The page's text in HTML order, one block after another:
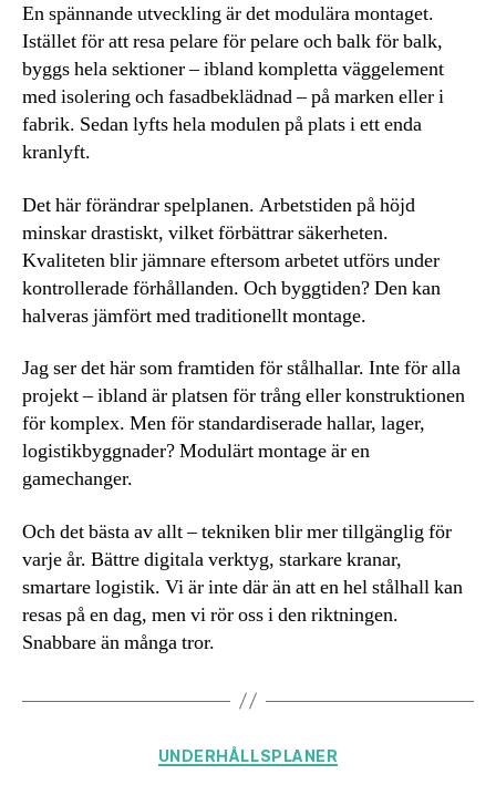
En spännande utveckling är det modulära montaget.
Istället för att resa pelare för pelare och balk för balk,
byggs hela sektioner – ibland kompletta väggelement
med isolering och fasadbeklädnad – på marken eller i
fabrik. Sedan lyfts hela modulen på plats i ett enda
kranlyft.
Det här förändrar spelplanen. Arbetstiden på höjd
minskar drastiskt, vilket förbättrar säkerheten.
Kvaliteten blir jämnare eftersom arbetet utförs under
kontrollerade förhållanden. Och byggtiden? Den kan
halveras jämfört med traditionellt montage.
Jag ser det här som framtiden för stålhallar. Inte för alla
projekt – ibland är platsen för trång eller konstruktionen
för komplex. Men för standardiserade hallar, lager,
logistikbyggnader? Modulärt montage är en
gamechanger.
Och det bästa av allt – tekniken blir mer tillgänglig för
varje år. Bättre digitala verktyg, starkare kranar,
smartare logistik. Vi är inte där än att en hel stålhall kan
resas på en dag, men vi rör oss i den riktningen.
Snabbare än många tror.
Kategorier
UNDERHÅLLSPLANER